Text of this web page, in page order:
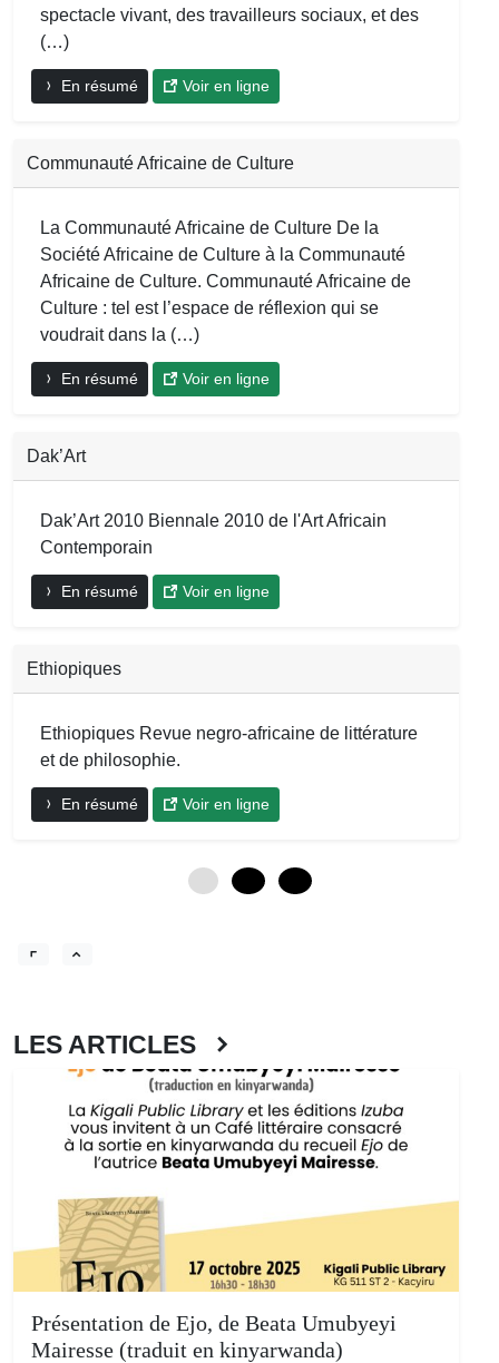
spectacle vivant, des travailleurs sociaux, et des
(…)
En résumé Voir en ligne
Communauté Africaine de Culture
La Communauté Africaine de Culture De la
Société Africaine de Culture à la Communauté
Africaine de Culture. Communauté Africaine de
Culture : tel est l’espace de réflexion qui se
voudrait dans la (…)
En résumé Voir en ligne
Dak’Art
Dak’Art 2010 Biennale 2010 de l'Art Africain
Contemporain
En résumé Voir en ligne
Ethiopiques
Ethiopiques Revue negro-africaine de littérature
et de philosophie.
En résumé Voir en ligne
LES ARTICLES
Présentation de Ejo, de Beata Umubyeyi
Mairesse (traduit en kinyarwanda)